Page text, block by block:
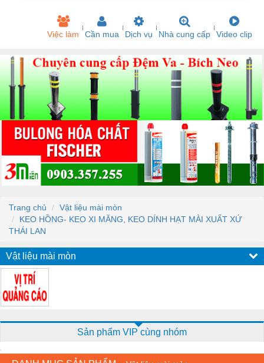
Việc làm Cần mua Dịch vụ Nhà cung cấp Video clip
Trang chủ
Vật liệu mài mòn
KEO HỒNG- KEO XI MĂNG, KEO DÍNH HẠT MÀI XUẤT XỨ
THÁI LAN
Vật liệu mài mòn
Sản phẩm VIP cùng nhóm